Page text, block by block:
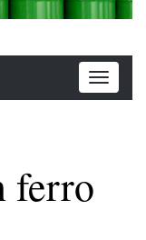
ferro